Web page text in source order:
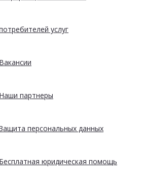
услуг
Вакансии
Наши партнеры
персональных данных
Бесплатная юридическая помощь